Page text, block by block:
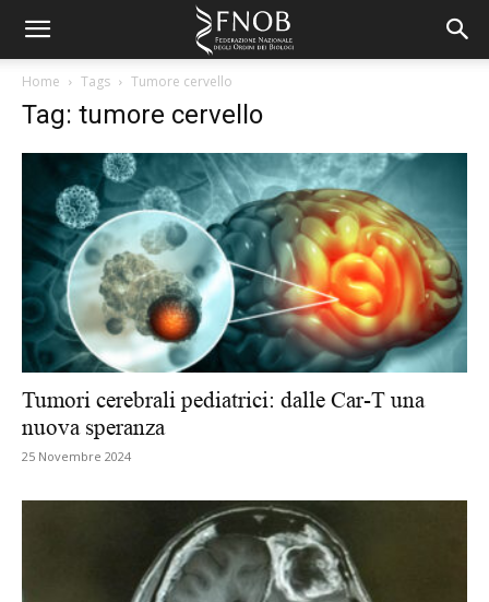
Home Tags Tumore cervello
Tag: tumore cervello
Tumori cerebrali pediatrici: dalle Car-T una
nuova speranza
25 Novembre 2024